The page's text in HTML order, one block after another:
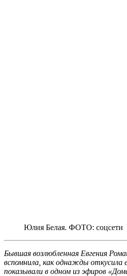
Юлия Белая. ФОТО: соцсети
Бывшая возлюбленная Евгения
вспомнила, как однажды откусила
показывали в одном из эфиров